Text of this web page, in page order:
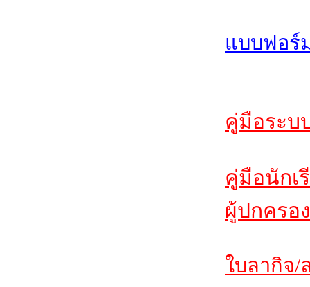
แบบฟอร์
คู่มือระบ
คู่มือนักเ
ผู้ปกครอ
ใบลากิจ/